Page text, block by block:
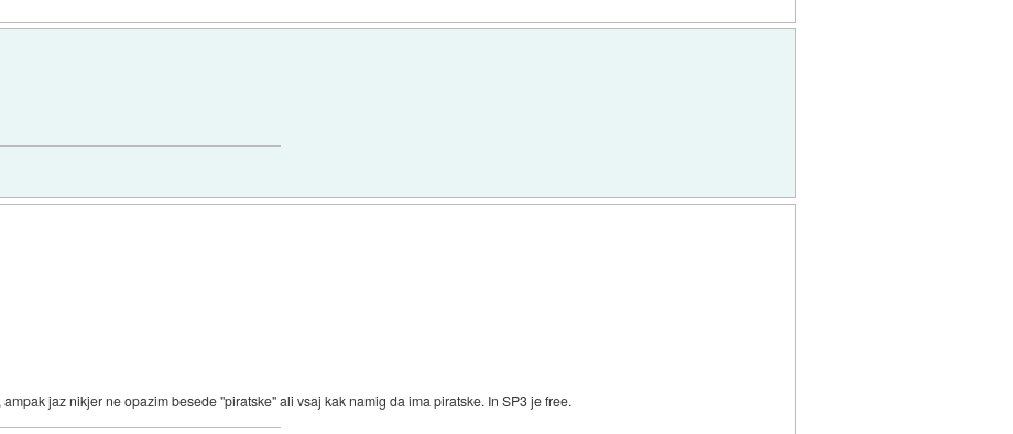
jaz nikjer ne opazim besede "piratske" ali vsaj kak namig da ima piratske. In SP3 je free.